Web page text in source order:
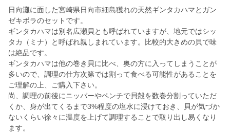
日向灘に面した宮崎県日向市細島獲れの天然ギンタカハマとガン
ゼキボラのセットです。
ギンタカハマは別名広瀬貝とも呼ばれていますが、地元ではシッ
タカ（ミナ）と呼ばれ親しまれています。比較的大きめの貝で味
は絶品です。
ギンタカハマは他の巻き貝に比べ、奥の方に入ってしまうことが
多いので、調理の仕方次第では割って食べる可能性があることを
ご理解の上、ご購入下さい。
尚、調理の前後にニッパーやペンチで貝殻を数巻分割っていただ
くか、身が出てくるまで3%程度の塩水に浸けておき、貝が気づか
ないくらい徐々に温度を上げて調理することで取り出し易くなり
ます。